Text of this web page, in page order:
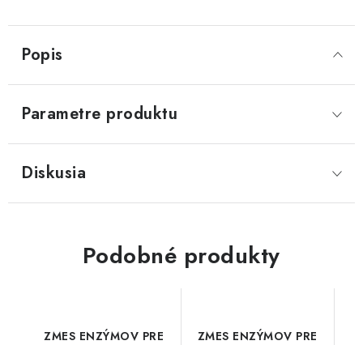
Popis
Parametre produktu
Diskusia
Podobné produkty
ZMES ENZÝMOV PRE
ZMES ENZÝMOV PRE